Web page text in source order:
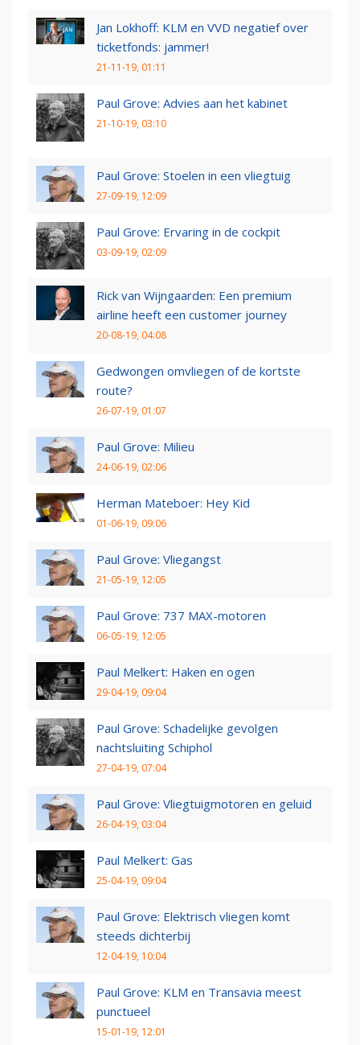
Jan Lokhoff: KLM en VVD negatief over
ticketfonds: jammer!
21-11-19, 01:11
Paul Grove: Advies aan het kabinet
21-10-19, 03:10
Paul Grove: Stoelen in een vliegtuig
27-09-19, 12:09
Paul Grove: Ervaring in de cockpit
03-09-19, 02:09
Rick van Wijngaarden: Een premium
airline heeft een customer journey
20-08-19, 04:08
Gedwongen omvliegen of de kortste
route?
26-07-19, 01:07
Paul Grove: Milieu
24-06-19, 02:06
Herman Mateboer: Hey Kid
01-06-19, 09:06
Paul Grove: Vliegangst
21-05-19, 12:05
Paul Grove: 737 MAX-motoren
06-05-19, 12:05
Paul Melkert: Haken en ogen
29-04-19, 09:04
Paul Grove: Schadelijke gevolgen
nachtsluiting Schiphol
27-04-19, 07:04
Paul Grove: Vliegtuigmotoren en geluid
26-04-19, 03:04
Paul Melkert: Gas
25-04-19, 09:04
Paul Grove: Elektrisch vliegen komt
steeds dichterbij
12-04-19, 10:04
Paul Grove: KLM en Transavia meest
punctueel
15-01-19, 12:01